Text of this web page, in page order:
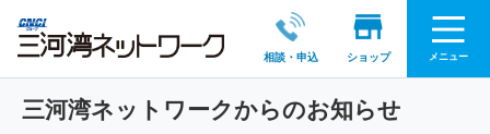
相談・申込 ショップ メニュー
三河湾ネットワークからのお知らせ